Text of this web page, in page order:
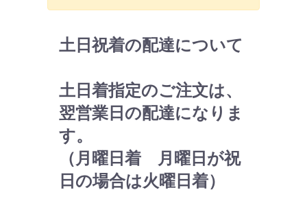
土日祝着の配達について
土日着指定のご注文は、
翌営業日の配達になりま
す。
（月曜日着 月曜日が祝
日の場合は火曜日着）